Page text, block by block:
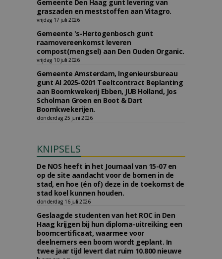
Gemeente Den Haag gunt levering van
graszaden en meststoffen aan Vitagro.
vrijdag 17 juli 2026
Gemeente 's-Hertogenbosch gunt
raamovereenkomst leveren
compost(mengsel) aan Den Ouden Organic.
vrijdag 10 juli 2026
Gemeente Amsterdam, Ingenieursbureau
gunt AI 2025-0201 Teeltcontract Beplanting
aan Boomkwekerij Ebben, JUB Holland, Jos
Scholman Groen en Boot & Dart
Boomkwekerijen.
donderdag 25 juni 2026
KNIPSELS
De NOS heeft in het Journaal van 15-07 en
op de site aandacht voor de bomen in de
stad, en hoe (én of) deze in de toekomst de
stad koel kunnen houden.
donderdag 16 juli 2026
Geslaagde studenten van het ROC in Den
Haag krijgen bij hun diploma-uitreiking een
boomcertificaat, waarmee voor
deelnemers een boom wordt geplant. In
twee jaar tijd levert dat ruim 10.800 nieuwe